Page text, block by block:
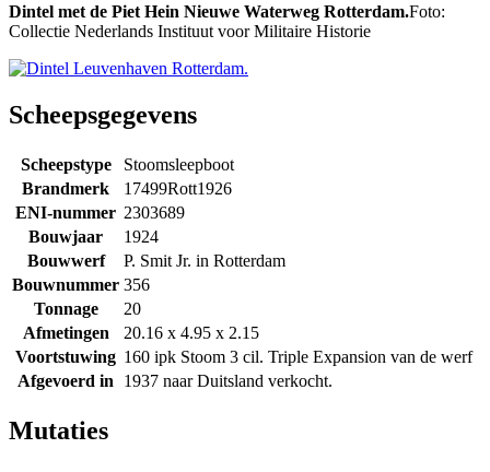
Dintel met de Piet Hein Nieuwe Waterweg Rotterdam.Foto:
Collectie Nederlands Instituut voor Militaire Historie
Scheepsgegevens
Scheepstype
Stoomsleepboot
Brandmerk
17499Rott1926
ENI-nummer 2303689
Bouwjaar
1924
Bouwwerf
P. Smit Jr. in Rotterdam
Bouwnummer 356
Tonnage
20
Afmetingen
20.16 x 4.95 x 2.15
Voortstuwing 160 ipk Stoom 3 cil. Triple Expansion van de werf
Afgevoerd in
1937 naar Duitsland verkocht.
Mutaties